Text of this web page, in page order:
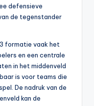
defensieve
de tegenstander
formatie vaak het
en een centrale
in het middenveld
is voor teams die
De nadruk van de
kan de